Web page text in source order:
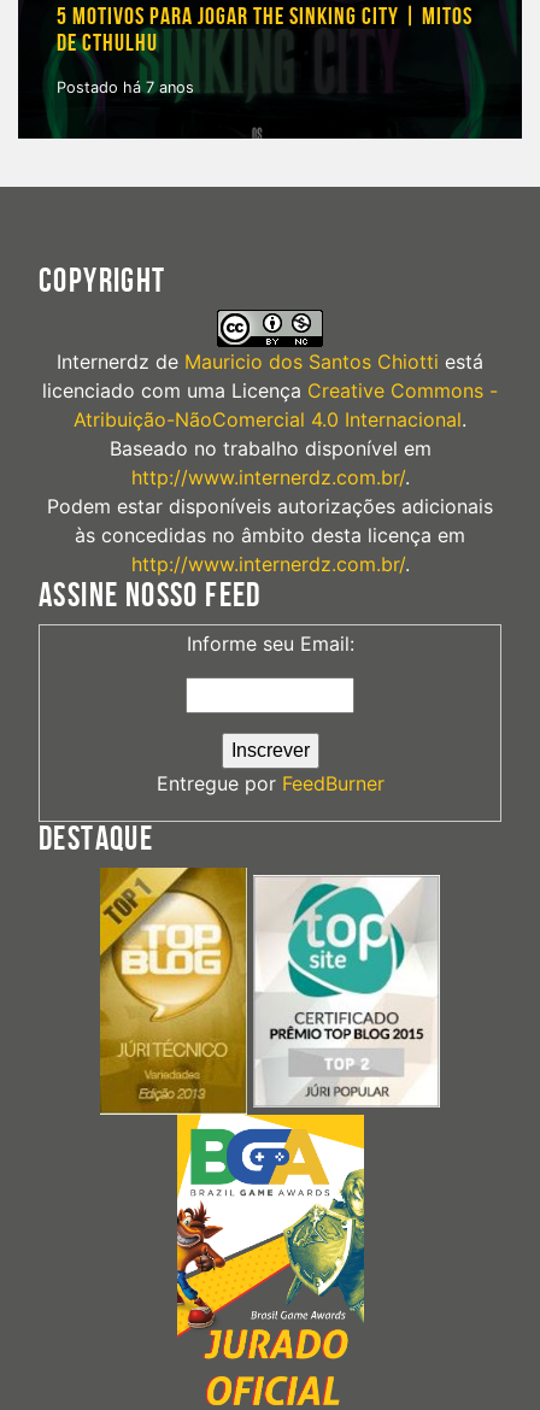
5 MOTIVOS PARA JOGAR THE SINKING CITY | MITOS
DE CTHULHU
Postado há 7 anos
COPYRIGHT
Internerdz de Mauricio dos Santos Chiotti está
licenciado com uma Licença Creative Commons -
Atribuição-NãoComercial 4.0 Internacional.
Baseado no trabalho disponível em
http://www.internerdz.com.br/.
Podem estar disponíveis autorizações adicionais
às concedidas no âmbito desta licença em
http://www.internerdz.com.br/.
ASSINE NOSSO FEED
Informe seu Email:
Entregue por FeedBurner
DESTAQUE